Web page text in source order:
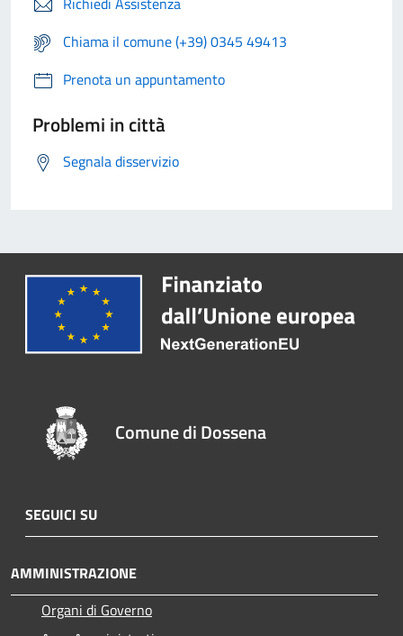
Chiama il comune (+39) 0345 49413
Prenota un appuntamento
Problemi in città
Segnala disservizio
Comune di Dossena
SEGUICI SU
AMMINISTRAZIONE
Organi di Governo